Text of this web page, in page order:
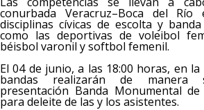
conurbada Veracruz–Boca del
disciplinas cívicas de escolta y
como las deportivas de voleibol
béisbol varonil y softbol femenil.
El 04 de junio, a las 18:00 horas, en
bandas realizarán de manera
presentación Banda Monumental de
para deleite de las y los asistentes.